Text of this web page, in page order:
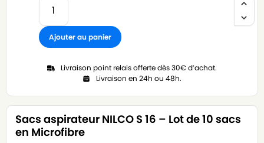
Ajouter au panier
Livraison point relais offerte dès 30€ d’achat.
Livraison en 24h ou 48h.
Sacs aspirateur NILCO S 16 – Lot de 10 sacs
en Microfibre